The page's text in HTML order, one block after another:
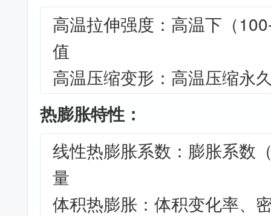
高温拉伸强度：高温下（
值
高温压缩变形：高温压缩永
热膨胀特性：
线性热膨胀系数：膨胀系数
量
体积热膨胀：体积变化率、